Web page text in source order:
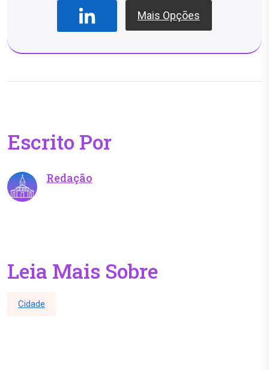
Mais Opções
Escrito Por
Redação
Leia Mais Sobre
Cidade